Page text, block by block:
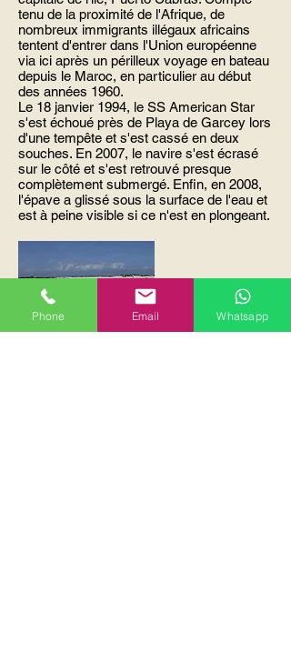
tenu de la proximité de l'Afrique, de
nombreux immigrants illégaux africains
tentent d'entrer dans l'Union européenne
via ici après un périlleux voyage en bateau
depuis le Maroc, en particulier au début
des années 1960.
Le 18 janvier 1994, le SS American Star
s'est échoué près de Playa de Garcey lors
d'une tempête et s'est cassé en deux
souches. En 2007, le navire s'est écrasé
sur le côté et s'est retrouvé presque
complètement submergé. Enfin, en 2008,
l'épave a glissé sous la surface de l'eau et
est à peine visible si ce n'est en plongeant.
Phone Email Whatsapp